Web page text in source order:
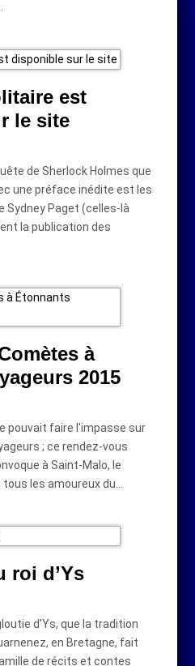
est
le site
de Sherlock Holmes que
une préface inédite est les
Sydney Paget (celles-là
la publication des
à
2015
pouvait faire l'impasse sur
; ce rendez-vous
à Saint-Malo, le
les amoureux du…
roi d’Ys
d'Ys, que la tradition
en Bretagne, fait
de récits et contes